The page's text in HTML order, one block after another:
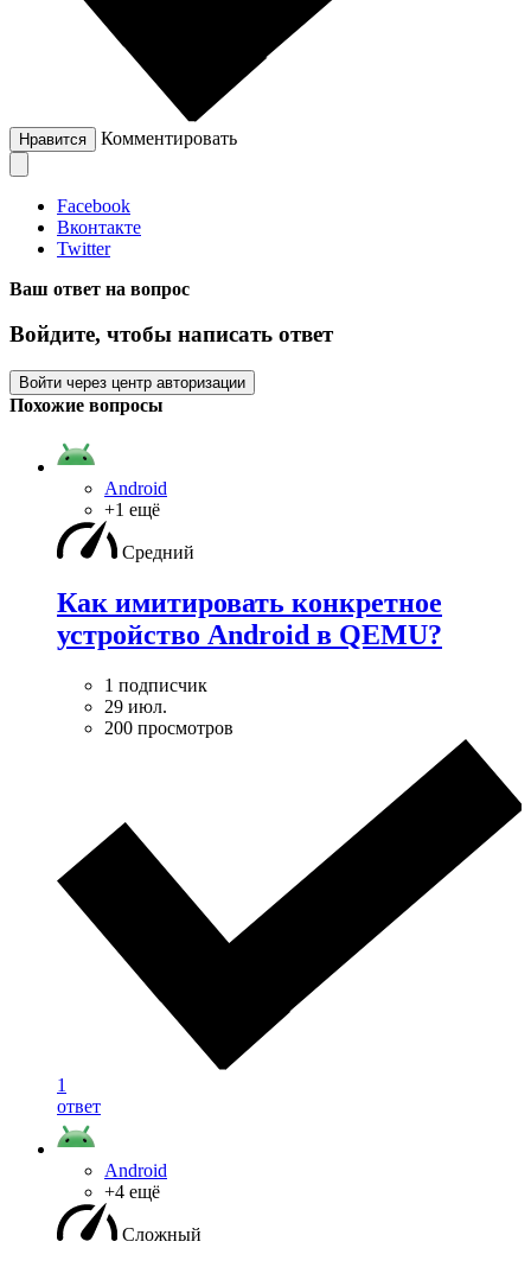
Нравится Комментировать
Facebook
Вконтакте
Twitter
Ваш ответ на вопрос
Войдите, чтобы написать ответ
Войти через центр авторизации
Похожие вопросы
Android
+1 ещё
Средний
Как имитировать конкретное
устройство Android в QEMU?
1 подписчик
29 июл.
200 просмотров
1
ответ
Android
+4 ещё
Сложный